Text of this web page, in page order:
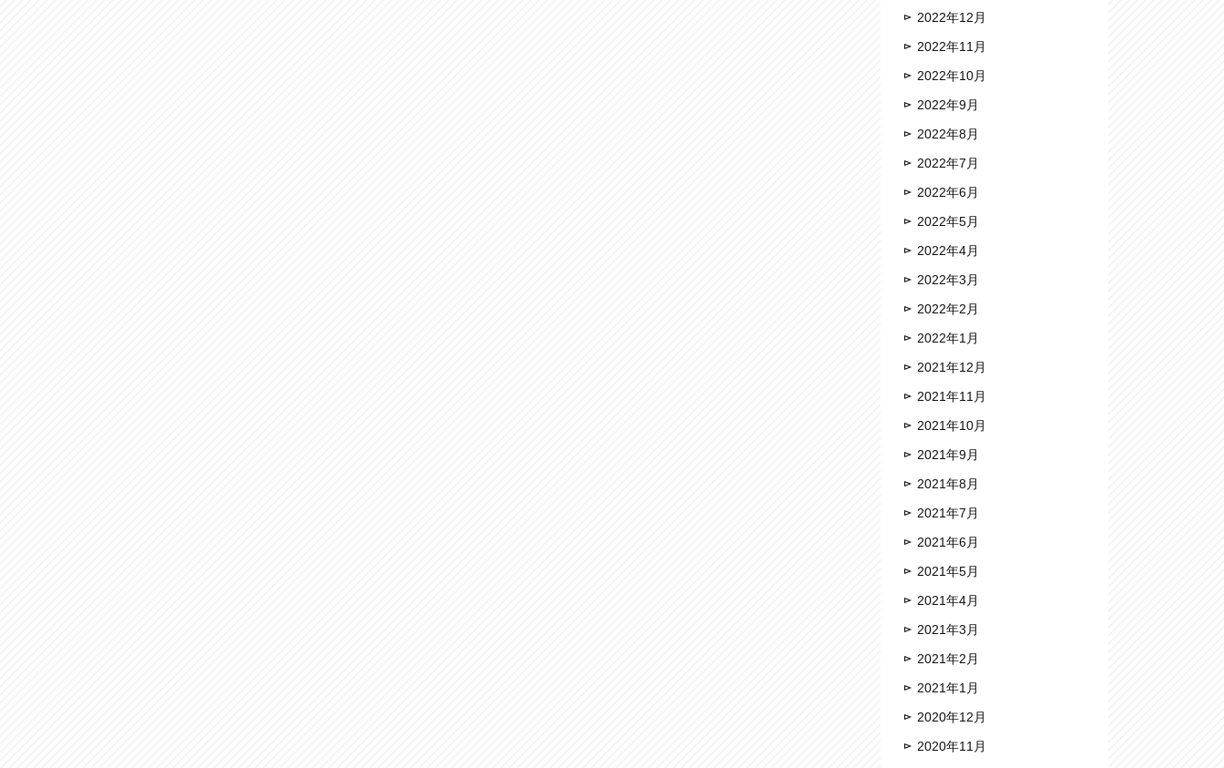
2022年12月
2022年11月
2022年10月
2022年9月
2022年8月
2022年7月
2022年6月
2022年5月
2022年4月
2022年3月
2022年2月
2022年1月
2021年12月
2021年11月
2021年10月
2021年9月
2021年8月
2021年7月
2021年6月
2021年5月
2021年4月
2021年3月
2021年2月
2021年1月
2020年12月
2020年11月